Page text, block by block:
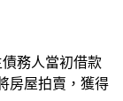
務人當初借款
房屋拍賣，獲得